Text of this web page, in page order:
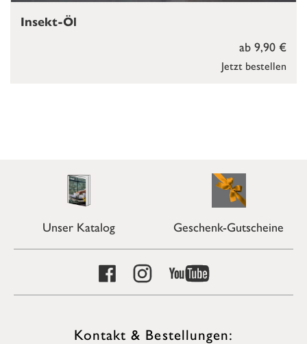
Jetzt bestellen
ab 9,90 €
Insekt-Öl
Unser Katalog Geschenk-Gutscheine
Kontakt & Bestellungen: